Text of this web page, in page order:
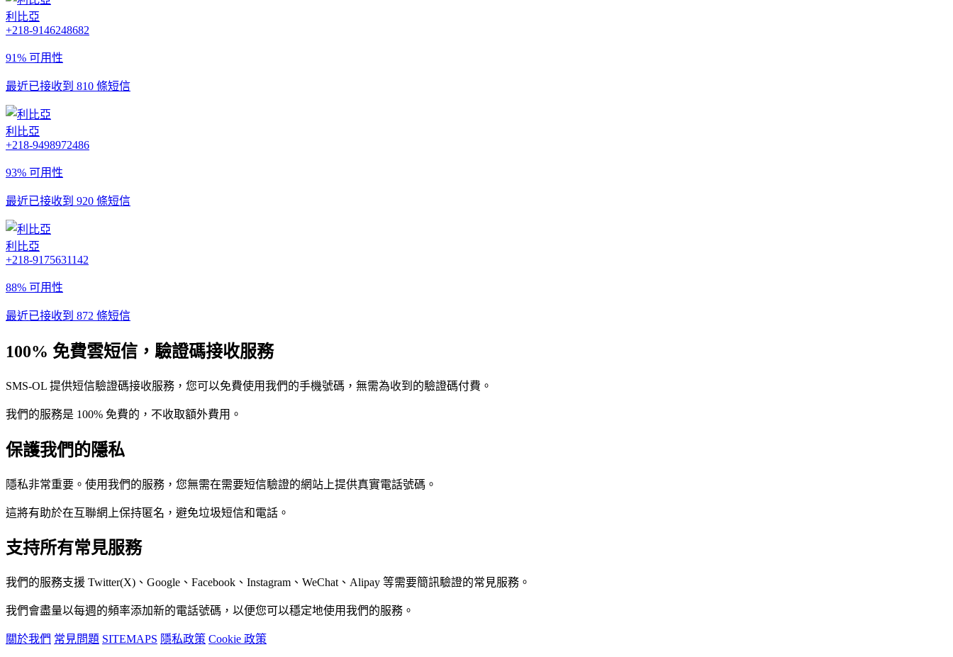
利比亞
+218-9146248682
91% 可用性
最近已接收到 810 條短信
利比亞
+218-9498972486
93% 可用性
最近已接收到 920 條短信
利比亞
+218-9175631142
88% 可用性
最近已接收到 872 條短信
100% 免費雲短信，驗證碼接收服務
SMS-OL 提供短信驗證碼接收服務，您可以免費使用我們的手機號碼，無需為收到的驗證碼付費。
我們的服務是 100% 免費的，不收取額外費用。
保護我們的隱私
隱私非常重要。使用我們的服務，您無需在需要短信驗證的網站上提供真實電話號碼。
這將有助於在互聯網上保持匿名，避免垃圾短信和電話。
支持所有常見服務
我們的服務支援 Twitter(X)、Google、Facebook、Instagram、WeChat、Alipay 等需要簡訊驗證的常見服務。
我們會盡量以每週的頻率添加新的電話號碼，以便您可以穩定地使用我們的服務。
關於我們 常見問題 SITEMAPS 隱私政策 Cookie 政策